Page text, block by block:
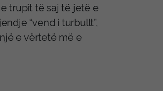
trupit të saj të jetë e
“vend i turbullt”,
e vërtetë më e